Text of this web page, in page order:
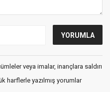
veya imalar, inançlara saldırı
harflerle yazılmış yorumlar